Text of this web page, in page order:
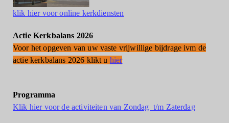
klik hier voor online kerkdiensten
Actie Kerkbalans 2026
Voor het opgeven van uw vaste vrijwillige bijdrage ivm de
actie kerkbalans 2026 klikt u hier
Programma
Klik hier voor de activiteiten van Zondag t/m Zaterdag